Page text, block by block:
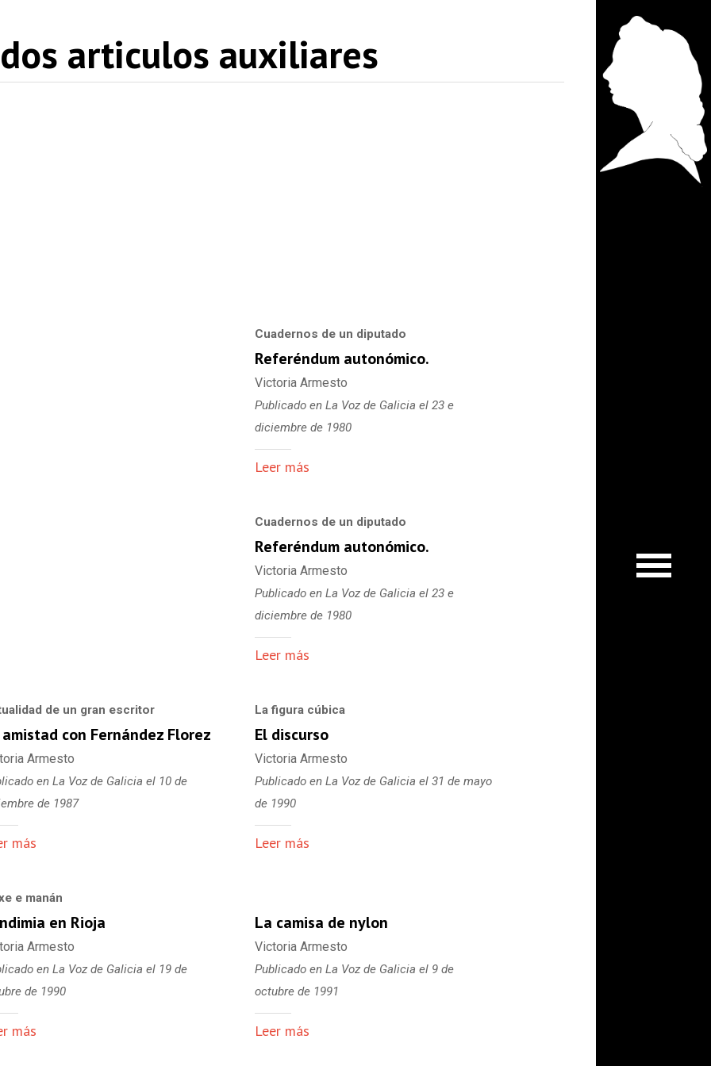
articulos auxiliares
Cuadernos de un diputado
Referéndum autonómico.
Victoria Armesto
Publicado en La Voz de Galicia el 23 e
diciembre de 1980
Leer más
Cuadernos de un diputado
Referéndum autonómico.
Victoria Armesto
Publicado en La Voz de Galicia el 23 e
diciembre de 1980
Leer más
de un gran escritor
con Fernández Florez
Armesto
en La Voz de Galicia el 10 de
de 1987
más
La figura cúbica
El discurso
Victoria Armesto
Publicado en La Voz de Galicia el 31 de mayo
de 1990
Leer más
e manán
en Rioja
Armesto
en La Voz de Galicia el 19 de
de 1990
más
La camisa de nylon
Victoria Armesto
Publicado en La Voz de Galicia el 9 de
octubre de 1991
Leer más